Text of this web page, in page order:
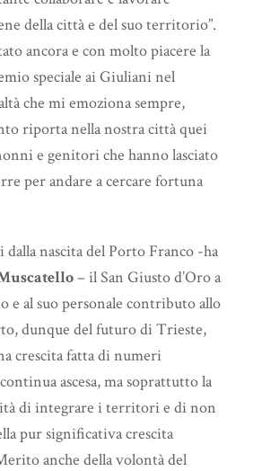
della città e del suo territorio”.
ancora e con molto piacere la
speciale ai Giuliani nel
che mi emoziona sempre,
riporta nella nostra città quei
e genitori che hanno lasciato
per andare a cercare fortuna
nascita del Porto Franco -ha
– il San Giusto d’Oro a
e al suo personale contributo allo
dunque del futuro di Trieste,
crescita fatta di numeri
ascesa, ma soprattutto la
di integrare i territori e di non
pur significativa crescita
anche della volontà del